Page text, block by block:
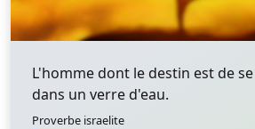
L'homme dont le destin est de
dans un verre d'eau.
Proverbe israelite